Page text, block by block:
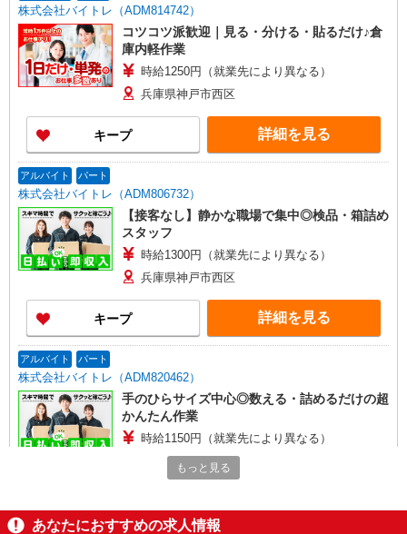
株式会社バイトレ（ADM814742）
コツコツ派歓迎｜見る・分ける・貼るだけ♪倉
庫内軽作業
時給1250円（就業先により異なる）
兵庫県神戸市西区
キープ 詳細を見る
アルバイト パート
株式会社バイトレ（ADM806732）
【接客なし】静かな職場で集中◎検品・箱詰め
スタッフ
時給1300円（就業先により異なる）
兵庫県神戸市西区
キープ 詳細を見る
アルバイト パート
株式会社バイトレ（ADM820462）
手のひらサイズ中心◎数える・詰めるだけの超
かんたん作業
時給1150円（就業先により異なる）
兵庫県神戸市西区
もっと見る
あなたにおすすめの求人情報